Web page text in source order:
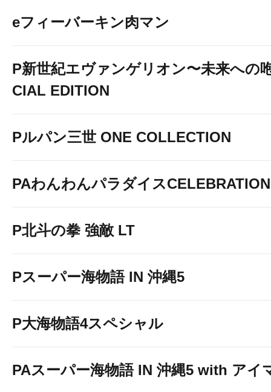
eフィーバーキン肉マン
P新世紀エヴァンゲリオン〜未来への
CIAL EDITION
Pルパン三世 ONE COLLECTION
PAわんわんパラダイスCELEBRATION
P北斗の拳 強敵 LT
Pスーパー海物語 IN 沖縄5
P大海物語4スペシャル
PAスーパー海物語 IN 沖縄5 with アイ